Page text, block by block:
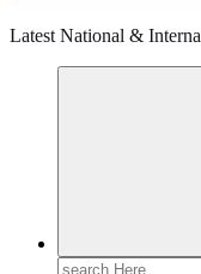
Latest National &
Search